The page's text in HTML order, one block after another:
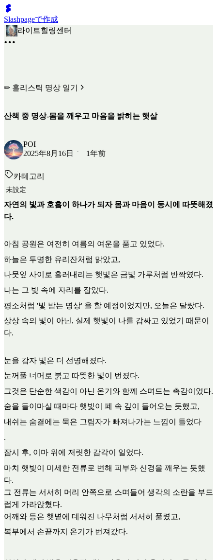
Slashpageで作成
라이트힐링센터
✏ 홀리스틱 명상 일기
산책 중 명상-몸을 깨우고 마음을 밝히는 햇살
POI
2025年8月16日
1年前
카테고리
未設定
자연의 빛과 호흡이 하나가 되자 몸과 마음이 동시에 따뜻해졌
다.
아침 공원은 여전히 여름의 여운을 품고 있었다.
하늘은 투명한 유리잔처럼 맑았고,
나뭇잎 사이로 흘러내리는 햇빛은 금빛 가루처럼 반짝였다.
나는 그 빛 속에 자리를 잡았다.
평소처럼 '빛 받는 명상' 을 할 예정이었지만, 오늘은 달랐다.
상상 속의 빛이 아닌, 실제 햇빛이 나를 감싸고 있었기 때문이
다.
눈을 감자 빛은 더 선명해졌다.
눈꺼풀 너머로 붉고 따뜻한 빛이 번졌다.
그것은 단순한 색감이 아닌 온기와 함께 스며드는 촉감이었다.
숨을 들이마실 때마다 햇빛이 폐 속 깊이 들어오는 듯했고,
내쉬는 숨결에는 묵은 그림자가 빠져나가는 느낌이 들었다
.
잠시 후, 이마 위에 저릿한 감각이 일었다.
마치 햇빛이 미세한 전류로 변해 피부와 신경을 깨우는 듯했
다.
그 전류는 서서히 머리 안쪽으로 스며들어 생각의 소란을 부드
럽게 가라앉혔다.
어깨와 등은 햇볕에 데워진 나무처럼 서서히 풀렸고,
복부에서 손끝까지 온기가 번져갔다.